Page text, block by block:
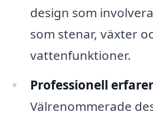
design som
som stenar, växter
vattenfunktioner.
Professionell
Välrenommerade